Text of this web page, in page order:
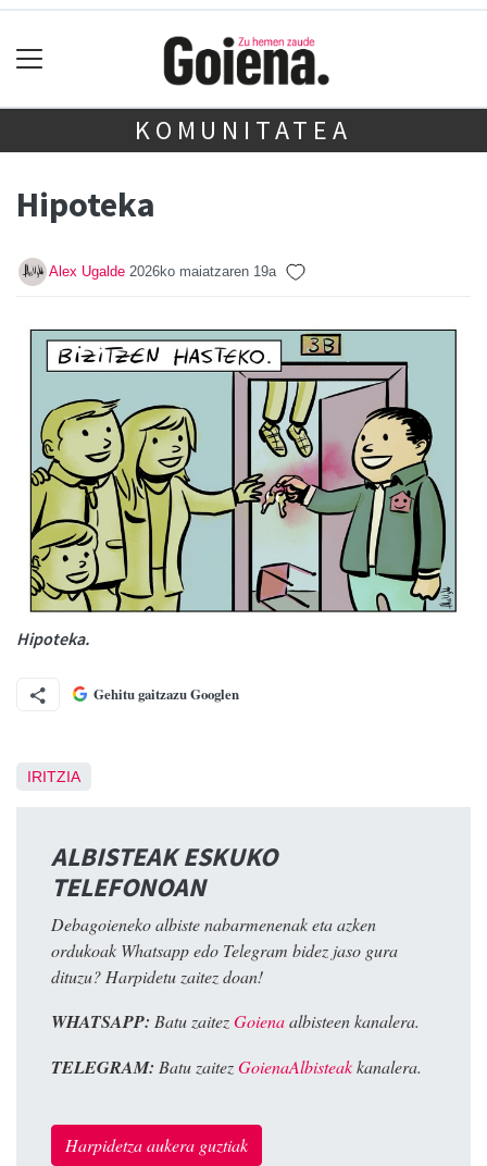
KOMUNITATEA
Hipoteka
Alex Ugalde 2026ko maiatzaren 19a
Hipoteka.
Gehitu gaitzazu Googlen
IRITZIA
ALBISTEAK ESKUKO
TELEFONOAN
Debagoieneko albiste nabarmenenak eta azken
ordukoak Whatsapp edo Telegram bidez jaso gura
dituzu? Harpidetu zaitez doan!
WHATSAPP: Batu zaitezGoienaalbisteen kanalera.
TELEGRAM: Batu zaitezGoienaAlbisteakkanalera.
Harpidetza aukera guztiak